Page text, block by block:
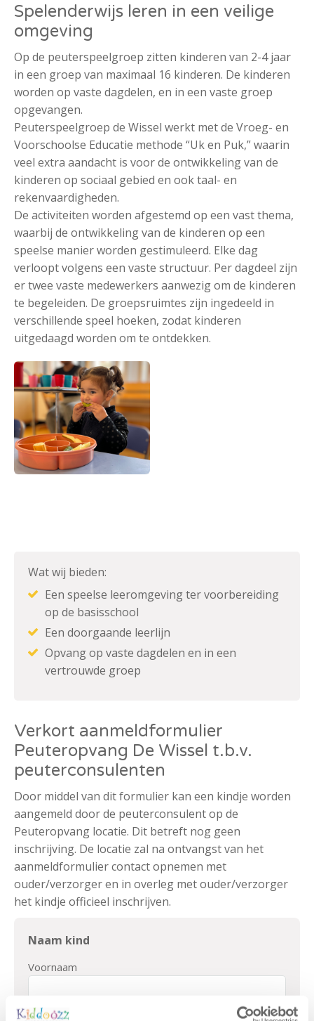
Spelenderwijs leren in een veilige
omgeving
Op de peuterspeelgroep zitten kinderen van 2-4 jaar
in een groep van maximaal 16 kinderen. De kinderen
worden op vaste dagdelen, en in een vaste groep
opgevangen.
Peuterspeelgroep de Wissel werkt met de Vroeg- en
Voorschoolse Educatie methode “Uk en Puk,” waarin
veel extra aandacht is voor de ontwikkeling van de
kinderen op sociaal gebied en ook taal- en
rekenvaardigheden.
De activiteiten worden afgestemd op een vast thema,
waarbij de ontwikkeling van de kinderen op een
speelse manier worden gestimuleerd. Elke dag
verloopt volgens een vaste structuur. Per dagdeel zijn
er twee vaste medewerkers aanwezig om de kinderen
te begeleiden. De groepsruimtes zijn ingedeeld in
verschillende speel hoeken, zodat kinderen
uitgedaagd worden om te ontdekken.
Wat wij bieden:
Een speelse leeromgeving ter voorbereiding
op de basisschool
Een doorgaande leerlijn
Opvang op vaste dagdelen en in een
vertrouwde groep
Verkort aanmeldformulier
Peuteropvang De Wissel t.b.v.
peuterconsulenten
Door middel van dit formulier kan een kindje worden
aangemeld door de peuterconsulent op de
Peuteropvang locatie. Dit betreft nog geen
inschrijving. De locatie zal na ontvangst van het
aanmeldformulier contact opnemen met
ouder/verzorger en in overleg met ouder/verzorger
het kindje officieel inschrijven.
Naam kind
Voornaam